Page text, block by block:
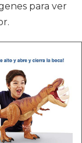
para ver